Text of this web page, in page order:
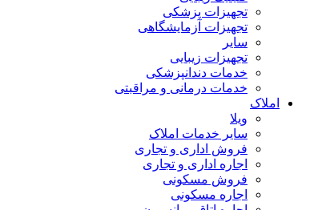
تجهیزات پزشکی
تجهیزات آزمایشگاهی
سایر
تجهیزات زیبایی
خدمات دندانپزشکی
خدمات درمانی و مراقبتی
املاک
ویلا
سایر خدمات املاک
فروش اداری و تجاری
اجاره اداری و تجاری
فروش مسکونی
اجاره مسکونی